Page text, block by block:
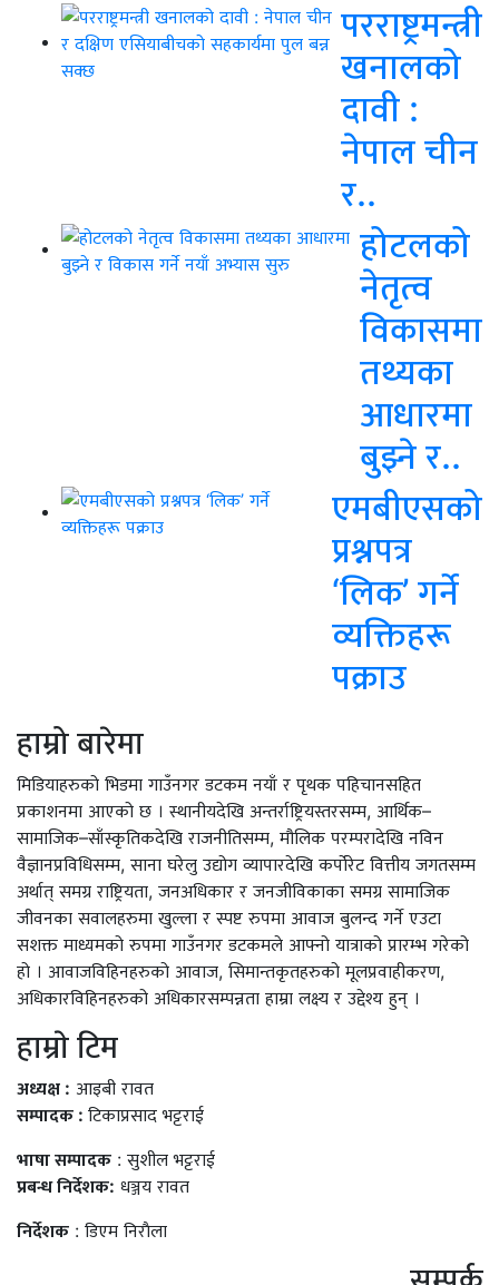
परराष्ट्रमन्त्री
खनालको
दावी :
नेपाल चीन
र..
होटलको
नेतृत्व
विकासमा
तथ्यका
आधारमा
बुझ्ने र..
एमबीएसको
प्रश्नपत्र
‘लिक’ गर्ने
व्यक्तिहरू
पक्राउ
हाम्रो बारेमा
मिडियाहरुको भिडमा गाउँनगर डटकम नयाँ र पृथक पहिचानसहित
प्रकाशनमा आएको छ । स्थानीयदेखि अन्तर्राष्ट्रियस्तरसम्म, आर्थिक–
सामाजिक–साँस्कृतिकदेखि राजनीतिसम्म, मौलिक परम्परादेखि नविन
वैज्ञानप्रविधिसम्म, साना घरेलु उद्योग व्यापारदेखि कर्पोरेट वित्तीय जगतसम्म
अर्थात् समग्र राष्ट्रियता, जनअधिकार र जनजीविकाका समग्र सामाजिक
जीवनका सवालहरुमा खुल्ला र स्पष्ट रुपमा आवाज बुलन्द गर्ने एउटा
सशक्त माध्यमको रुपमा गाउँनगर डटकमले आफ्नो यात्राको प्रारम्भ गरेको
हो । आवाजविहिनहरुको आवाज, सिमान्तकृतहरुको मूलप्रवाहीकरण,
अधिकारविहिनहरुको अधिकारसम्पन्नता हाम्रा लक्ष्य र उद्देश्य हुन् ।
हाम्राे टिम
अध्यक्ष : आइबी रावत
सम्पादक : टिकाप्रसाद भट्टराई
भाषा सम्पादक : सुशील भट्टराई
प्रबन्ध निर्देशक: धञ्जय रावत
निर्देशक : डिएम निराैला